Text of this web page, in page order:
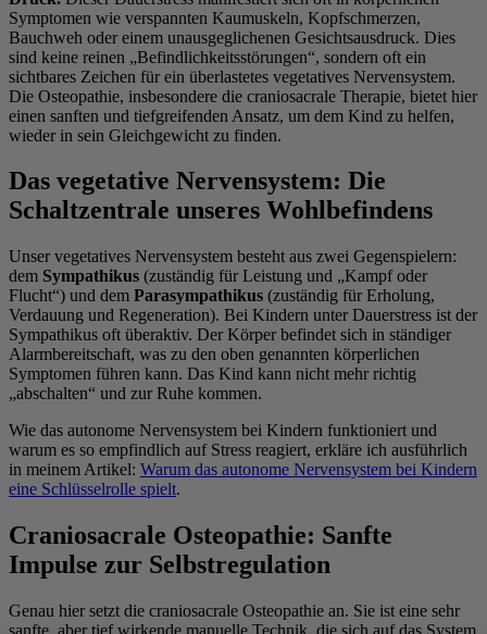
Symptomen wie verspannten Kaumuskeln, Kopfschmerzen,
Bauchweh oder einem unausgeglichenen Gesichtsausdruck. Dies
sind keine reinen „Befindlichkeitsstörungen“, sondern oft ein
sichtbares Zeichen für ein überlastetes vegetatives Nervensystem.
Die Osteopathie, insbesondere die craniosacrale Therapie, bietet hier
einen sanften und tiefgreifenden Ansatz, um dem Kind zu helfen,
wieder in sein Gleichgewicht zu finden.
Das vegetative Nervensystem: Die
Schaltzentrale unseres Wohlbefindens
Unser vegetatives Nervensystem besteht aus zwei Gegenspielern:
dem Sympathikus (zuständig für Leistung und „Kampf oder
Flucht“) und dem Parasympathikus (zuständig für Erholung,
Verdauung und Regeneration). Bei Kindern unter Dauerstress ist der
Sympathikus oft überaktiv. Der Körper befindet sich in ständiger
Alarmbereitschaft, was zu den oben genannten körperlichen
Symptomen führen kann. Das Kind kann nicht mehr richtig
„abschalten“ und zur Ruhe kommen.
Wie das autonome Nervensystem bei Kindern funktioniert und
warum es so empfindlich auf Stress reagiert, erkläre ich ausführlich
in meinem Artikel: Warum das autonome Nervensystem bei Kindern
eine Schlüsselrolle spielt.
Craniosacrale Osteopathie: Sanfte
Impulse zur Selbstregulation
Genau hier setzt die craniosacrale Osteopathie an. Sie ist eine sehr